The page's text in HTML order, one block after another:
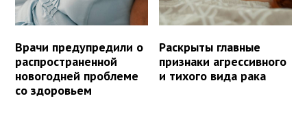
Врачи предупредили о
распространенной
новогодней проблеме
со здоровьем
Раскрыты главные
признаки агрессивного
и тихого вида рака